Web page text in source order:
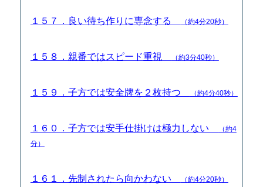
１５７．良い待ち作りに専念する （約4分20秒）
１５８．親番ではスピード重視 （約3分40秒）
１５９．子方では安全牌を２枚持つ （約4分40秒）
１６０．子方では安手仕掛けは極力しない
（約4
分）
１６１．先制されたら向かわない （約4分20秒）